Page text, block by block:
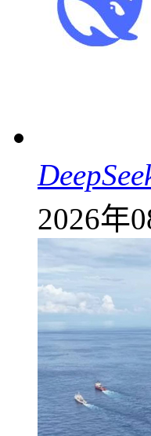
2026年